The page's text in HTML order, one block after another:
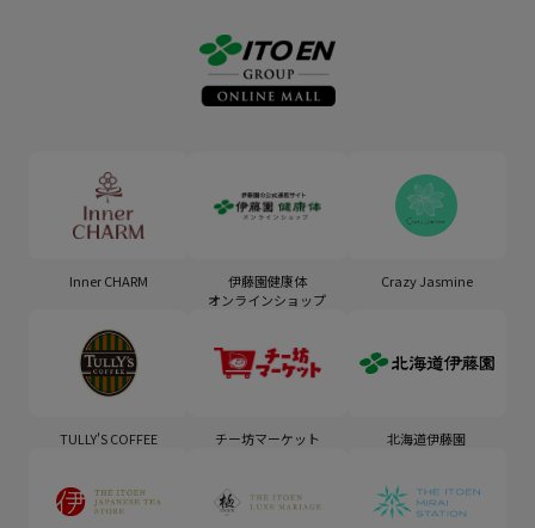
Inner CHARM
伊藤園健康体
オンラインショップ
Crazy Jasmine
TULLY'S COFFEE チー坊マーケット 北海道伊藤園